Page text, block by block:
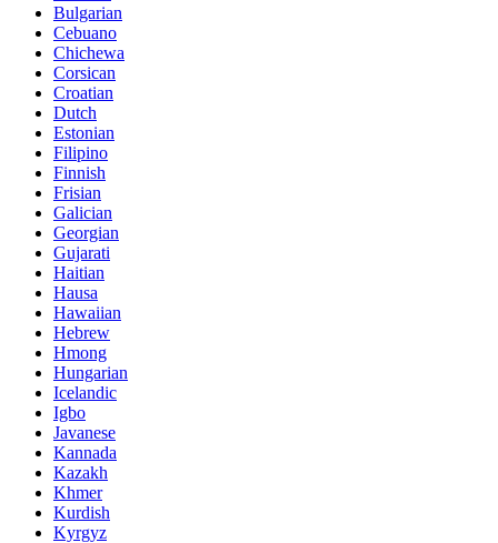
Bulgarian
Cebuano
Chichewa
Corsican
Croatian
Dutch
Estonian
Filipino
Finnish
Frisian
Galician
Georgian
Gujarati
Haitian
Hausa
Hawaiian
Hebrew
Hmong
Hungarian
Icelandic
Igbo
Javanese
Kannada
Kazakh
Khmer
Kurdish
Kyrgyz